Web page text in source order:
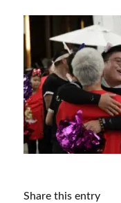
Share this entry